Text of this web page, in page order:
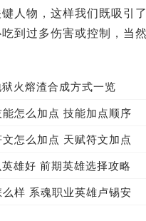
人物，这样我们既吸引
到过多伤害或控制，当
火熔渣合成方式一览
怎么加点 技能加点顺序
怎么加点 天赋符文加点
雄好 前期英雄选择攻略
样 系魂职业英雄卢锡安